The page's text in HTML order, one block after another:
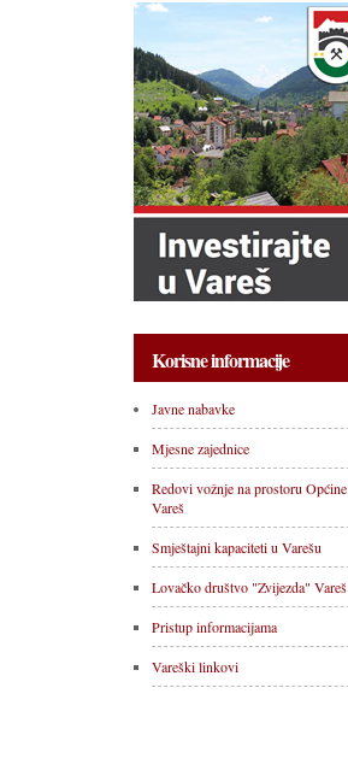
Korisne informacije
Javne nabavke
Mjesne zajednice
Redovi vožnje na prostoru Općine
Vareš
Smještajni kapaciteti u Varešu
Lovačko društvo "Zvijezda" Vareš
Pristup informacijama
Vareški linkovi